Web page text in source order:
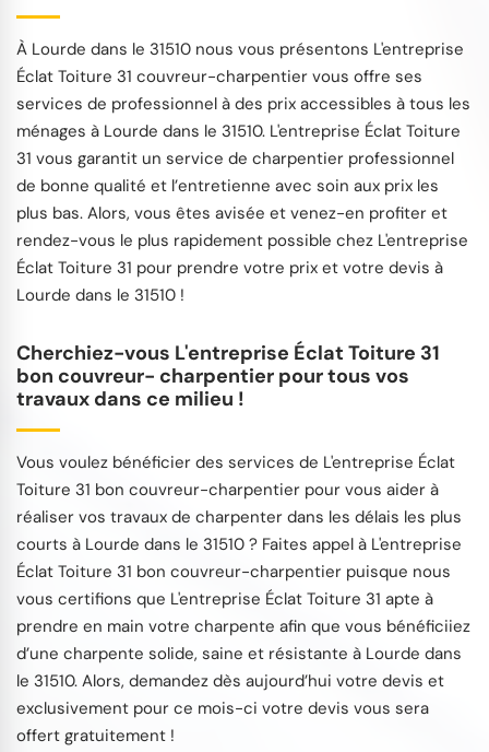
À Lourde dans le 31510 nous vous présentons L'entreprise
Éclat Toiture 31 couvreur-charpentier vous offre ses
services de professionnel à des prix accessibles à tous les
ménages à Lourde dans le 31510. L'entreprise Éclat Toiture
31 vous garantit un service de charpentier professionnel
de bonne qualité et l’entretienne avec soin aux prix les
plus bas. Alors, vous êtes avisée et venez-en profiter et
rendez-vous le plus rapidement possible chez L'entreprise
Éclat Toiture 31 pour prendre votre prix et votre devis à
Lourde dans le 31510 !
Cherchiez-vous L'entreprise Éclat Toiture 31
bon couvreur- charpentier pour tous vos
travaux dans ce milieu !
Vous voulez bénéficier des services de L'entreprise Éclat
Toiture 31 bon couvreur-charpentier pour vous aider à
réaliser vos travaux de charpenter dans les délais les plus
courts à Lourde dans le 31510 ? Faites appel à L'entreprise
Éclat Toiture 31 bon couvreur-charpentier puisque nous
vous certifions que L'entreprise Éclat Toiture 31 apte à
prendre en main votre charpente afin que vous bénéficiiez
d’une charpente solide, saine et résistante à Lourde dans
le 31510. Alors, demandez dès aujourd’hui votre devis et
exclusivement pour ce mois-ci votre devis vous sera
offert gratuitement !